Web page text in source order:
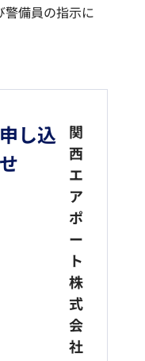
備員の指示に
し込 関
西
エ
ア
ポ
ー
ト
株
式
会
社